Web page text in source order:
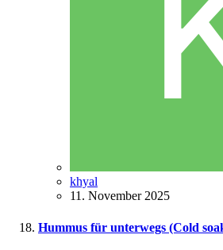
khyal
11. November 2025
Hummus für unterwegs (Cold